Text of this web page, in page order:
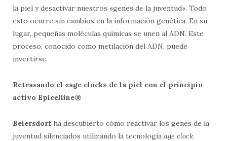
la piel y desactivar nuestros «genes de la juventud». Todo
esto ocurre sin cambios en la información genética. En su
lugar, pequeñas moléculas químicas se unen al ADN. Este
proceso, conocido como metilación del ADN, puede
invertirse.
Retrasando el «age clock» de la piel con el principio
activo Epicelline®
Beiersdorfha descubierto cómo reactivar los genes de la
juventud silenciados utilizando la tecnología age clock.